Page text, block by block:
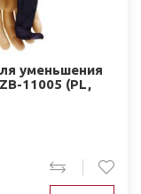
уменьшения
11005 (PL,